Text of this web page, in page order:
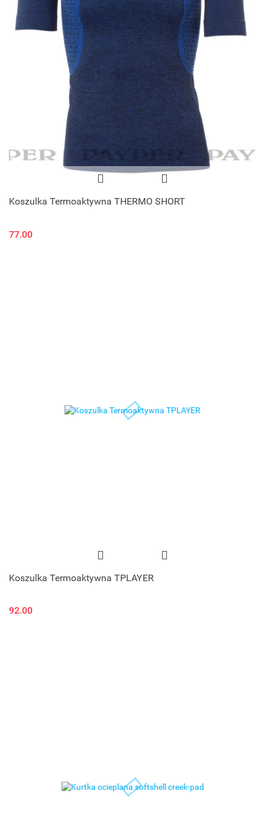
Koszulka Termoaktywna THERMO SHORT
77.00
Koszulka Termoaktywna TPLAYER
92.00